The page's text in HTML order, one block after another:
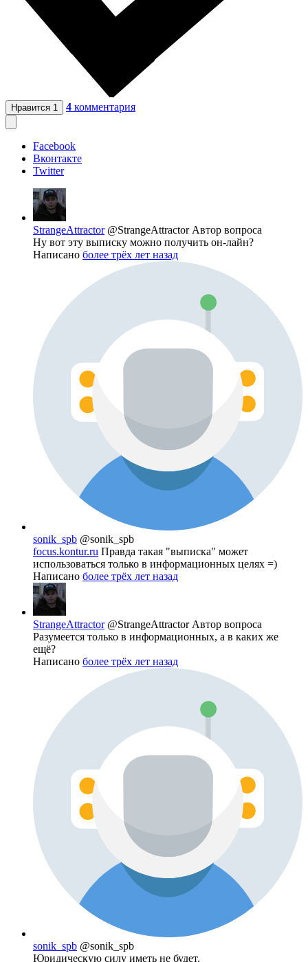
Нравится 1 4 комментария
Facebook
Вконтакте
Twitter
StrangeAttractor @StrangeAttractor Автор вопроса
Ну вот эту выписку можно получить он-лайн?
Написано более трёх лет назад
sonik_spb @sonik_spb
focus.kontur.ru Правда такая "выписка" может
использоваться только в информационных целях =)
Написано более трёх лет назад
StrangeAttractor @StrangeAttractor Автор вопроса
Разумеется только в информационных, а в каких же
ещё?
Написано более трёх лет назад
sonik_spb @sonik_spb
Юридическую силу иметь не будет.